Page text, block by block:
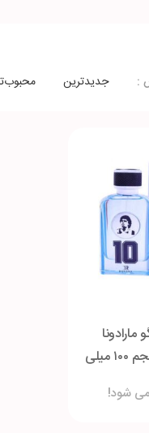
: جدیدترین
مارادونا
ROVENA 10 با حجم ۱۰۰ میلی
شود!